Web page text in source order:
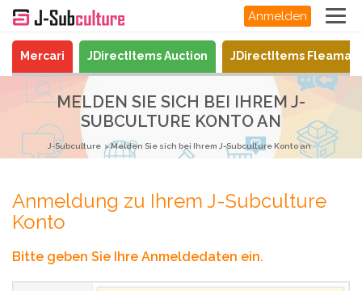
Anmelden
Mercari JDirectItems Auction JDirectItems
MELDEN SIE SICH BEI IHREM J-
SUBCULTURE KONTO AN
J-Subculture Melden Sie sich bei Ihrem J-Subculture Konto an
Anmeldung zu Ihrem J-Subculture
Konto
Bitte geben Sie Ihre Anmeldedaten ein.